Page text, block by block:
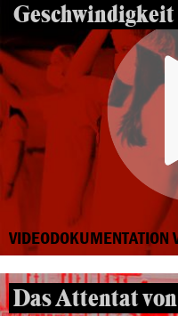
Geschwindigkeit
Das Attentat